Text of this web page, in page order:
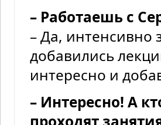
– Работаешь с
– Да, интенсивно
добавились
интересно и
– Интересно! А